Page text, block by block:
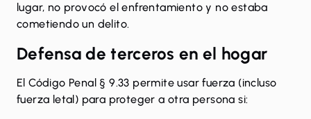
lugar, no provocó el enfrentamiento y no estaba
cometiendo un delito.
Defensa de terceros en el hogar
El Código Penal § 9.33 permite usar fuerza (incluso
fuerza letal) para proteger a otra persona si: